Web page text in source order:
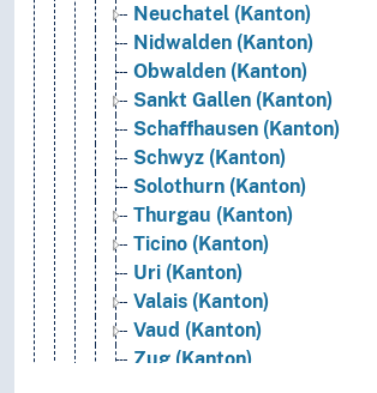
Neuchatel (Kanton)
Nidwalden (Kanton)
Obwalden (Kanton)
Sankt Gallen (Kanton)
Schaffhausen (Kanton)
Schwyz (Kanton)
Solothurn (Kanton)
Thurgau (Kanton)
Ticino (Kanton)
Uri (Kanton)
Valais (Kanton)
Vaud (Kanton)
Zug (Kanton)